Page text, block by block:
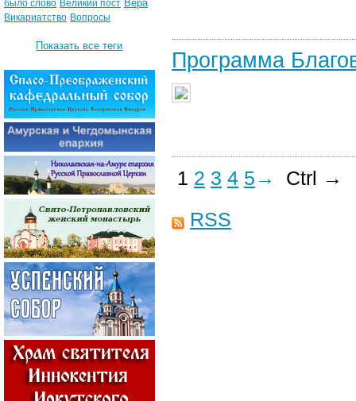
Программа
1 2 3 4 5 →
Ctrl →
RSS
было слово Великий пост Вера
Викариатство Вопросы
Показать все теги